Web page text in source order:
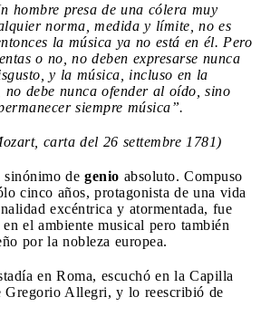
hombre presa de una cólera muy
norma, medida y límite, no es
la música ya no está en él. Pero
o no, no deben expresarse nunca
y la música, incluso en la
debe nunca ofender al oído, sino
siempre música”.
carta del 26 settembre 1781)
de genio absoluto. Compuso
cinco años, protagonista de una vida
excéntrica y atormentada, fue
el ambiente musical pero también
por la nobleza europea.
en Roma, escuchó en la Capilla
Gregorio Allegri, y lo reescribió de